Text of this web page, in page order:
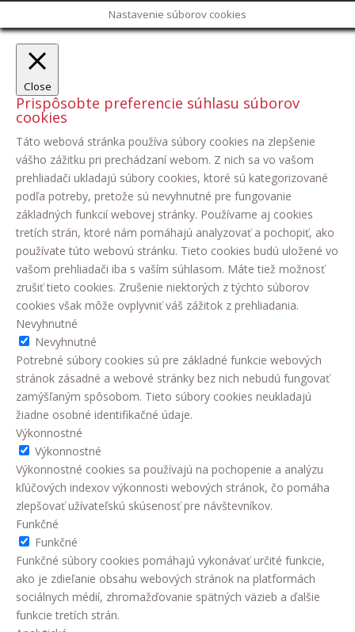
Nastavenie súborov cookies
Close
Prispôsobte preferencie súhlasu súborov
cookies
Táto webová stránka používa súbory cookies na zlepšenie
vášho zážitku pri prechádzaní webom. Z nich sa vo vašom
prehliadači ukladajú súbory cookies, ktoré sú kategorizované
podľa potreby, pretože sú nevyhnutné pre fungovanie
základných funkcií webovej stránky. Používame aj cookies
tretích strán, ktoré nám pomáhajú analyzovať a pochopiť, ako
používate túto webovú stránku. Tieto cookies budú uložené vo
vašom prehliadači iba s vaším súhlasom. Máte tiež možnosť
zrušiť tieto cookies. Zrušenie niektorých z týchto súborov
cookies však môže ovplyvniť váš zážitok z prehliadania.
Nevyhnutné
Nevyhnutné
Potrebné súbory cookies sú pre základné funkcie webových
stránok zásadné a webové stránky bez nich nebudú fungovať
zamýšľaným spôsobom. Tieto súbory cookies neukladajú
žiadne osobné identifikačné údaje.
Výkonnostné
Výkonnostné
Výkonnostné cookies sa používajú na pochopenie a analýzu
kľúčových indexov výkonnosti webových stránok, čo pomáha
zlepšovať užívateľskú skúsenosť pre návštevníkov.
Funkčné
Funkčné
Funkčné súbory cookies pomáhajú vykonávať určité funkcie,
ako je zdieľanie obsahu webových stránok na platformách
sociálnych médií, zhromažďovanie spätných väzieb a ďalšie
funkcie tretích strán.